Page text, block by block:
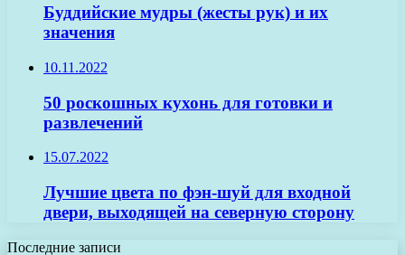
Буддийские мудры (жесты рук) и их
значения
10.11.2022
50 роскошных кухонь для готовки и
развлечений
15.07.2022
Лучшие цвета по фэн-шуй для входной
двери, выходящей на северную сторону
Последние записи